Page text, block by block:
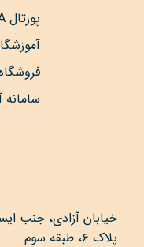
پورتال TMBA
سامانه
خیابان آزادی، جنب
پلاک ۶، طبقه سوم